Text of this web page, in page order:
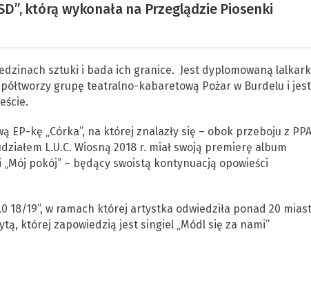
którą wykonała na Przeglądzie Piosenki
sztuki i bada ich granice. Jest dyplomowaną
grupę teatralno-kabaretową Pożar w Burdelu i jest
EP-kę „Córka”, na której znalazły się – obok przeboju z
L.U.C. Wiosną 2018 r. miał swoją premierę album
pokój” – będący swoistą kontynuacją opowieści
18/19”, w ramach której artystka odwiedziła ponad 20
której zapowiedzią jest singiel „Módl się za nami”